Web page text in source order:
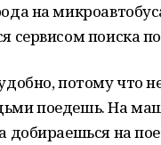
на
сервисом поиска
потому что
поедешь. На
добираешься на